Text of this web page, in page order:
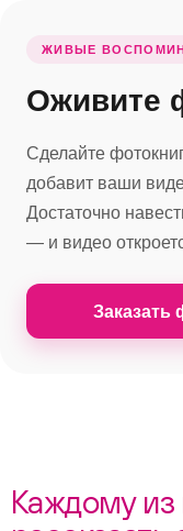
ЖИВЫЕ
Оживите
Сделайте
добавит ваши
Достаточно
— и видео
Заказать
Каждому из